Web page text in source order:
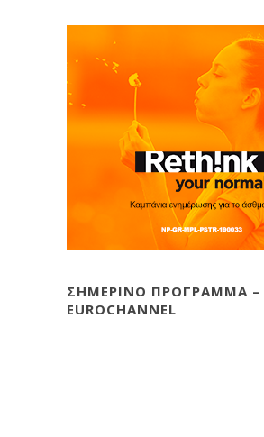
ΣΗΜΕΡΙΝΟ ΠΡΟΓΡΑΜΜΑ –
EUROCHANNEL